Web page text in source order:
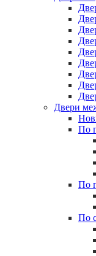
Двери
По
По
По